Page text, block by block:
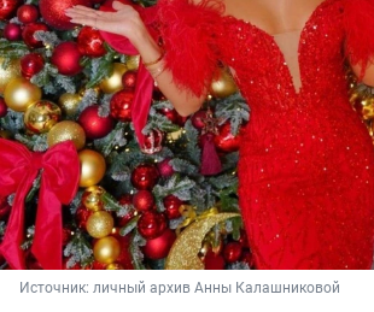
Источник: личный архив Анны Калашниковой